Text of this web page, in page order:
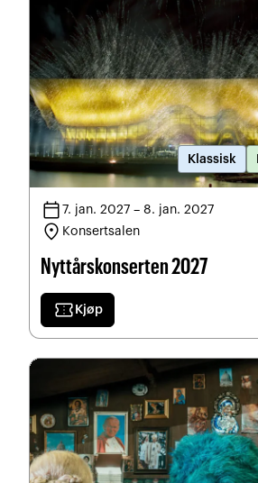
Klassisk
calendar_today7. jan. 2027 – 8. jan. 2027
location_on Konsertsalen
Nyttårskonserten 2027
confirmation_number Kjøp